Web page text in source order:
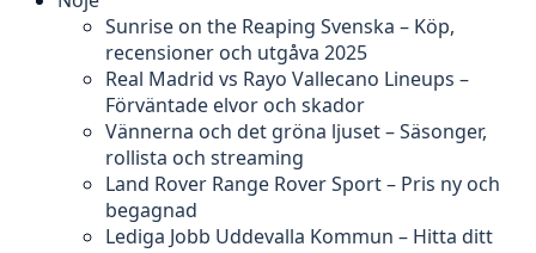
Sunrise on the Reaping Svenska – Köp,
recensioner och utgåva 2025
Real Madrid vs Rayo Vallecano Lineups –
Förväntade elvor och skador
Vännerna och det gröna ljuset – Säsonger,
rollista och streaming
Land Rover Range Rover Sport – Pris ny och
begagnad
Lediga Jobb Uddevalla Kommun – Hitta ditt